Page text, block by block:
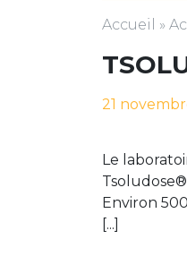
Accueil »
21
Le
Environ
[...]